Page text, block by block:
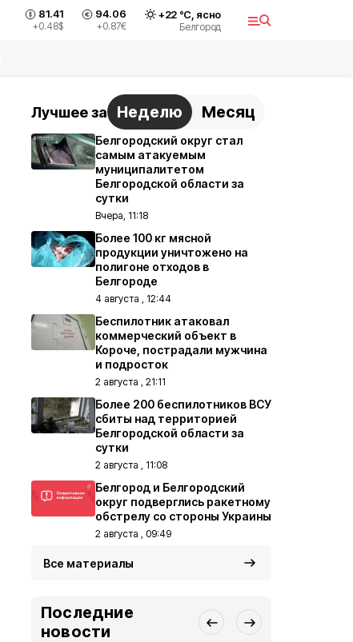
81.41
+0.48$
94.06
+0.87€
+22°С, ясно
Белгород
Лучшее за Неделю Месяц
Белгородский округ стал
самым атакуемым
муниципалитетом
Белгородской области за
сутки
Вчера, 11:18
Более 100 кг мясной
продукции уничтожено на
полигоне отходов в
Белгороде
4 августа , 12:44
Беспилотник атаковал
коммерческий объект в
Короче, пострадали мужчина
и подросток
2 августа , 21:11
Более 200 беспилотников ВСУ
сбиты над территорией
Белгородской области за
сутки
2 августа , 11:08
Белгород и Белгородский
округ подверглись ракетному
обстрелу со стороны Украины
2 августа , 09:49
Все материалы
Последние
новости